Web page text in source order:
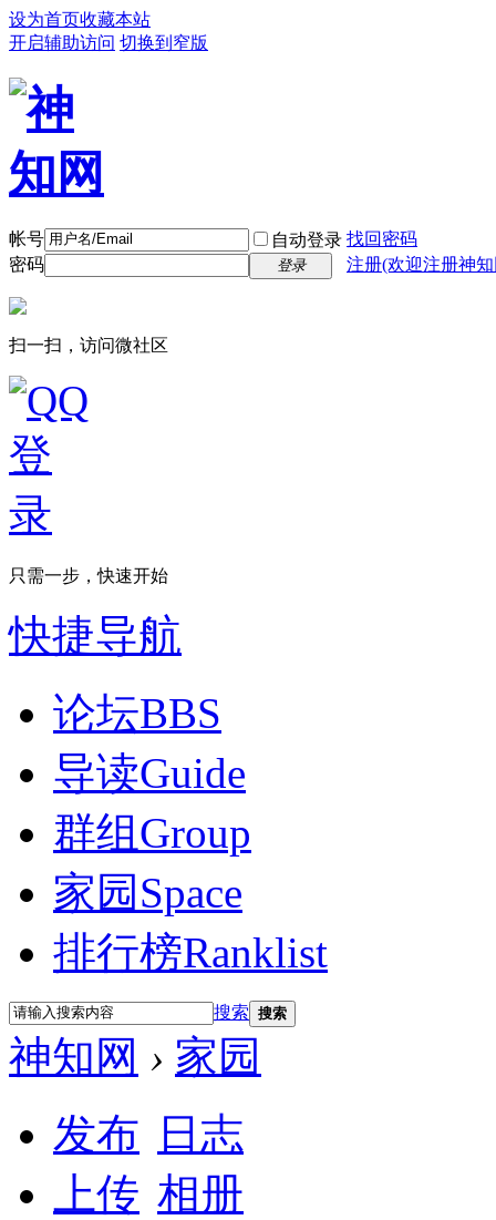
设为首页收藏本站
开启辅助访问 切换到窄版
帐号 自动登录 找回密码
密码
登录 注册(欢迎注册神
扫一扫，访问微社区
只需一步，快速开始
快捷导航
论坛BBS
导读Guide
群组 Group
家园 Space
排行榜Ranklist
搜索 搜索
神知网 › 家园
发布
日志
上传 相册